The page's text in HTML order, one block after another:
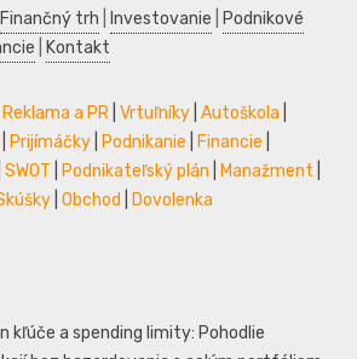
Finančný trh Investovanie
Podnikové
Kontakt
Reklama a PR Vrtuľníky Autoškola
Prijímáčky Podnikanie Financie
SWOT Podnikateľský plán Manažment
Obchod Dovolenka
kľúče a spending limity: Pohodlie